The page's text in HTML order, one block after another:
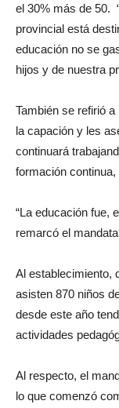
el 30% más de 50.
provincial está
educación no se
hijos y de nuestra
También se refirió
la capación y les
continuará
formación
“La educación fue,
remarcó el
Al establecimiento,
asisten 870 niños
desde este año
actividades
Al respecto, el
lo que comenzó